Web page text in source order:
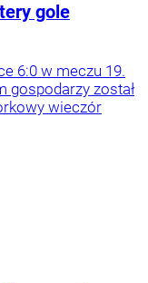
gole
6:0 w meczu 19.
gospodarzy został
wieczór